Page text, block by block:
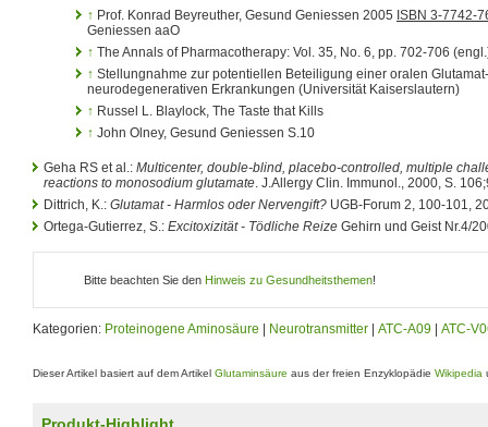
↑ Prof. Konrad Beyreuther, Gesund Geniessen 2005 ISBN 3-7742-
Geniessen aaO
↑ The Annals of Pharmacotherapy: Vol. 35, No. 6, pp. 702-706
↑ Stellungnahme zur potentiellen Beteiligung einer oralen
neurodegenerativen Erkrankungen (Universität Kaiserslautern)
↑ Russel L. Blaylock, The Taste that Kills
↑ John Olney, Gesund Geniessen S.10
Geha RS et al.: Multicenter, double-blind, placebo-controlled, multiple
reactions to monosodium glutamate. J.Allergy Clin. Immunol., 2000, S.
Dittrich, K.: Glutamat - Harmlos oder Nervengift? UGB-Forum 2, 100-101,
Ortega-Gutierrez, S.: Excitoxizität - Tödliche Reize Gehirn und Geist Nr.4/
Bitte beachten Sie den Hinweis zu Gesundheitsthemen!
Kategorien: Proteinogene Aminosäure | Neurotransmitter | ATC-A09 | ATC-
Dieser Artikel basiert auf dem Artikel Glutaminsäure aus der freien Enzyklopädie Wikipedia